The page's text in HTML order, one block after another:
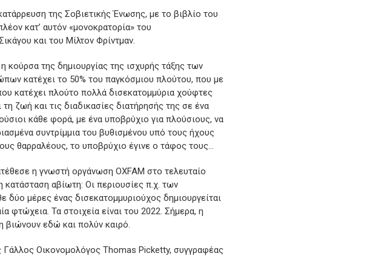
της Σοβιετικής Ένωσης, με το βιβλίο του
κατ’ αυτόν «μονοκρατορία» του
και του Μίλτον Φρίντμαν.
της δημιουργίας της ισχυρής τάξης των
κατέχει το 50% του παγκόσμιου πλούτου, που με
κατέχει πλούτο πολλά δισεκατομμύρια χούφτες
ζωή και τις διαδικασίες διατήρησής της σε ένα
κάθε φορά, με ένα υποβρύχιο για πλούσιους, να
συντρίμμια του βυθισμένου υπό τους ήχους
θαρραλέους, το υποβρύχιο έγινε ο τάφος τους…
η γνωστή οργάνωση OXFAM στο τελευταίο
κατάσταση αβίωτη: Οι περιουσίες π.χ. των
δύο μέρες ένας δισεκατομμυριούχος δημιουργείται
Τα στοιχεία είναι του 2022. Σήμερα, η
βιώνουν εδώ και πολύν καιρό.
Οικονομολόγος Thomas Picketty, συγγραφέας